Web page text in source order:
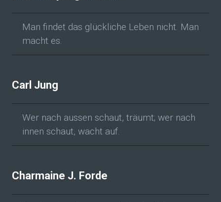
Man findet das glückliche Leben nicht. Man
macht es.
Carl Jung
Wer nach aussen schaut, träumt; wer nach
innen schaut, wacht auf.
Charmaine J. Forde